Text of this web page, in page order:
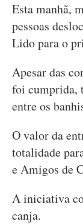
Esta manhã,
pessoas
Lido para o
Apesar das
foi cumprida,
entre os
O valor da
totalidade
e Amigos de
A iniciativa
canja.